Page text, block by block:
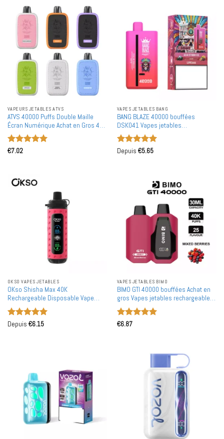
VAPEURS JETABLES ATVS
ATVS 40000 Puffs Double Maille
Écran Numérique Achat en Gros 40K
Vapes Jetables Rechargeables en
Vente en Gros
Note
€7.02
VAPES JETABLES BANG
BANG BLAZE 40000 bouffées
DSK041 Vapes jetables
rechargeables en gros à double
goût Achat en bulk
Note 5sur
Depuis €5.65
OKSO VAPES JETABLES
OKso Shisha Max 40K
Rechargeable Disposable Vape
40000 Puffs Wholesale Retail UE
Note 5sur
Depuis €6.15
VAPES JETABLES BIMO
BIMO GTI 40000 bouffées Achat en
gros Vapes jetables rechargeables
40K 40000 Puffs en gros
Note
€6.87